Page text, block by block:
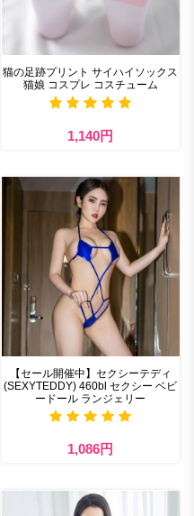
猫の足跡プリント サイハイソックス
猫娘 コスプレ コスチューム
1,140円
【セール開催中】セクシーテディ
(SEXYTEDDY) 460bl セクシー ベビ
ードール ランジェリー
1,086円